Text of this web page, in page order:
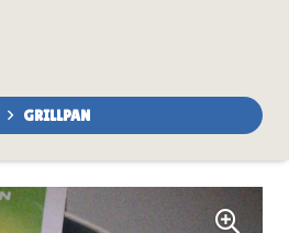
GRILLPAN